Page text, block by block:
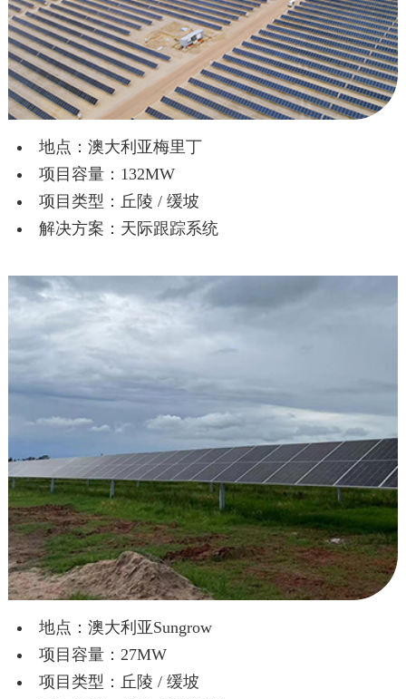
地点：澳大利亚梅里丁
项目容量：132MW
项目类型：丘陵 / 缓坡
解决方案：天际跟踪系统
地点：澳大利亚Sungrow
项目容量：27MW
项目类型：丘陵 / 缓坡